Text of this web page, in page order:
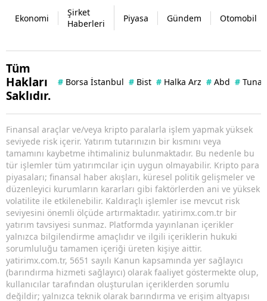
Ekonomi
Şirket
Haberleri
Piyasa Gündem Otomobil
Tüm
Hakları
Saklıdır.
# Borsa İstanbul # Bist # Halka Arz # Abd # Tuna
Finansal araçlar ve/veya kripto paralarla işlem yapmak yüksek
seviyede risk içerir. Yatırım tutarınızın bir kısmını veya
tamamını kaybetme ihtimaliniz bulunmaktadır. Bu nedenle bu
tür işlemler tüm yatırımcılar için uygun olmayabilir. Kripto para
piyasaları; finansal haber akışları, küresel politik gelişmeler ve
düzenleyici kurumların kararları gibi faktörlerden ani ve yüksek
volatilite ile etkilenebilir. Kaldıraçlı işlemler ise mevcut risk
seviyesini önemli ölçüde artırmaktadır. yatirimx.com.tr bir
yatırım tavsiyesi sunmaz. Platformda yayınlanan içerikler
yalnızca bilgilendirme amaçlıdır ve ilgili içeriklerin hukuki
sorumluluğu tamamen içeriği üreten kişiye aittir.
yatirimx.com.tr, 5651 sayılı Kanun kapsamında yer sağlayıcı
(barındırma hizmeti sağlayıcı) olarak faaliyet göstermekte olup,
kullanıcılar tarafından oluşturulan içeriklerden sorumlu
değildir; yalnızca teknik olarak barındırma ve erişim altyapısı